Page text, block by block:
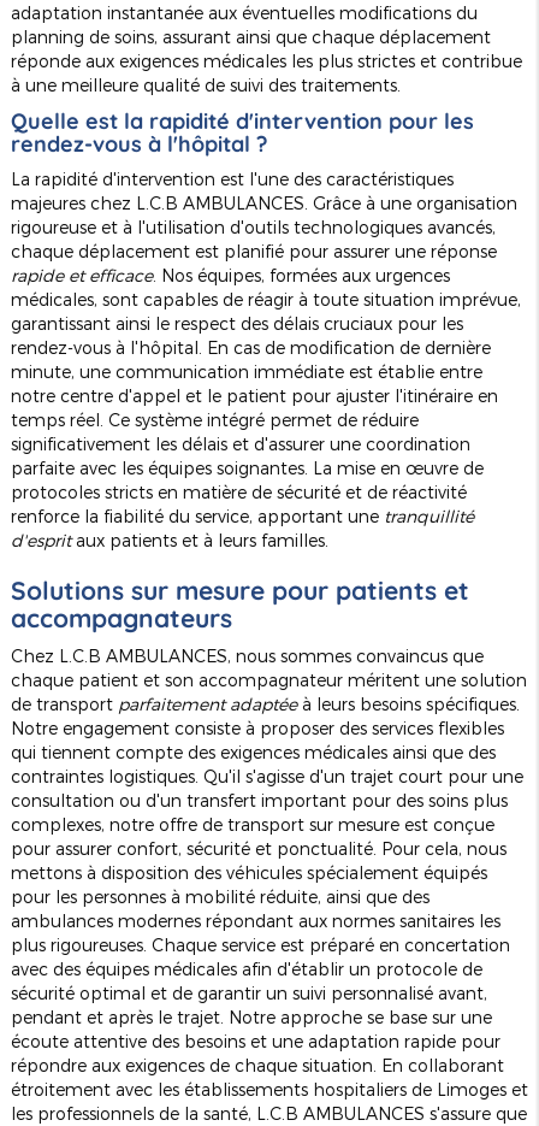
adaptation instantanée aux éventuelles modifications du
planning de soins, assurant ainsi que chaque déplacement
réponde aux exigences médicales les plus strictes et contribue
à une meilleure qualité de suivi des traitements.
Quelle est la rapidité d'intervention pour les
rendez-vous à l'hôpital ?
La rapidité d'intervention est l'une des caractéristiques
majeures chez L.C.B AMBULANCES. Grâce à une organisation
rigoureuse et à l'utilisation d'outils technologiques avancés,
chaque déplacement est planifié pour assurer une réponse
rapide et efficace. Nos équipes, formées aux urgences
médicales, sont capables de réagir à toute situation imprévue,
garantissant ainsi le respect des délais cruciaux pour les
rendez-vous à l'hôpital. En cas de modification de dernière
minute, une communication immédiate est établie entre
notre centre d'appel et le patient pour ajuster l'itinéraire en
temps réel. Ce système intégré permet de réduire
significativement les délais et d'assurer une coordination
parfaite avec les équipes soignantes. La mise en œuvre de
protocoles stricts en matière de sécurité et de réactivité
renforce la fiabilité du service, apportant une tranquillité
d'espritaux patients et à leurs familles.
Solutions sur mesure pour patients et
accompagnateurs
Chez L.C.B AMBULANCES, nous sommes convaincus que
chaque patient et son accompagnateur méritent une solution
de transport parfaitement adaptéeà leurs besoins spécifiques.
Notre engagement consiste à proposer des services flexibles
qui tiennent compte des exigences médicales ainsi que des
contraintes logistiques. Qu'il s'agisse d'un trajet court pour une
consultation ou d'un transfert important pour des soins plus
complexes, notre offre de transport sur mesure est conçue
pour assurer confort, sécurité et ponctualité. Pour cela, nous
mettons à disposition des véhicules spécialement équipés
pour les personnes à mobilité réduite, ainsi que des
ambulances modernes répondant aux normes sanitaires les
plus rigoureuses. Chaque service est préparé en concertation
avec des équipes médicales afin d'établir un protocole de
sécurité optimal et de garantir un suivi personnalisé avant,
pendant et après le trajet. Notre approche se base sur une
écoute attentive des besoins et une adaptation rapide pour
répondre aux exigences de chaque situation. En collaborant
étroitement avec les établissements hospitaliers de Limoges et
les professionnels de la santé, L.C.B AMBULANCES s'assure que